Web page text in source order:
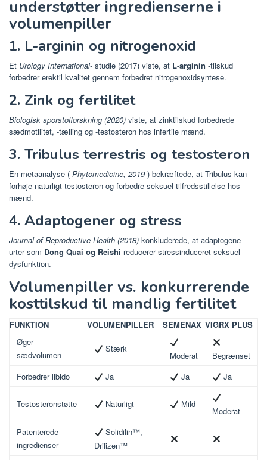
understøtter ingredienserne i
volumenpiller
1. L-arginin og nitrogenoxid
Et Urology International- studie (2017) viste, at L-arginin -tilskud
forbedrer erektil kvalitet gennem forbedret nitrogenoxidsyntese.
2. Zink og fertilitet
Biologisk sporstofforskning (2020) viste, at zinktilskud forbedrede
sædmotilitet, -tælling og -testosteron hos infertile mænd.
3. Tribulus terrestris og testosteron
En metaanalyse ( Phytomedicine, 2019 ) bekræftede, at Tribulus kan
forhøje naturligt testosteron og forbedre seksuel tilfredsstillelse hos
mænd.
4. Adaptogener og stress
Journal of Reproductive Health (2018) konkluderede, at adaptogene
urter som Dong Quai og Reishi reducerer stressinduceret seksuel
dysfunktion.
Volumenpiller vs. konkurrerende
kosttilskud til mandlig fertilitet
FUNKTION VOLUMENPILLER SEMENAX VIGRX PLUS
Øger
sædvolumen
Stærk
Moderat
Begrænset
Forbedrer libido
Ja Ja Ja
Testosteronstøtte Naturligt Mild
Moderat
Patenterede
ingredienser
Solidilin™,
Drilizen™